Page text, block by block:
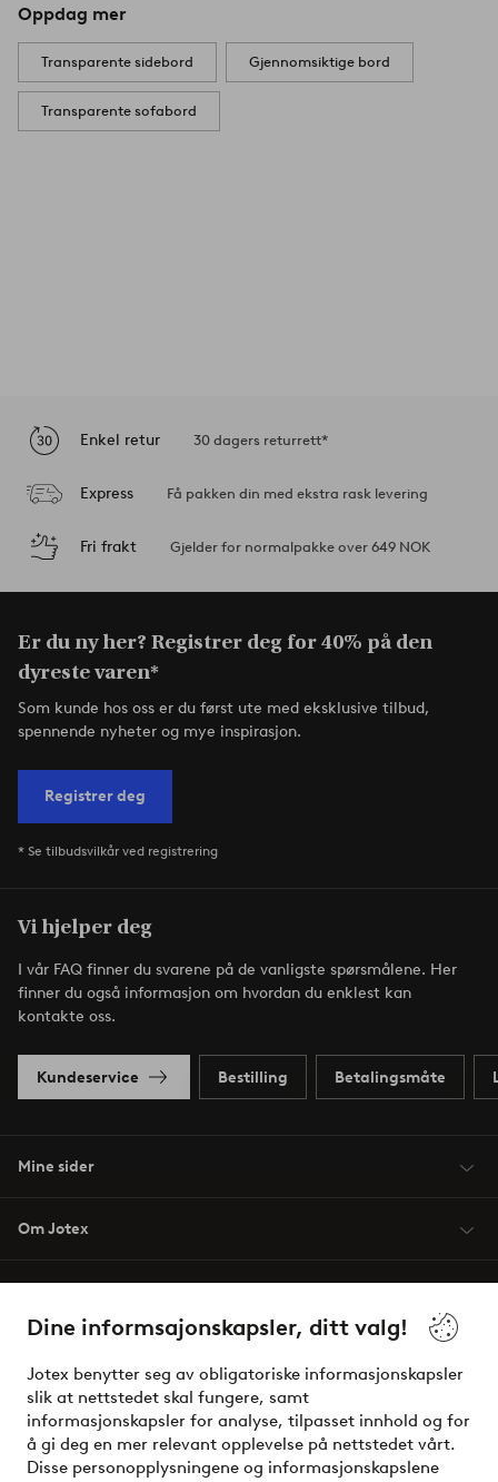
Dine informsajonskapsler, ditt valg!
Jotex benytter seg av obligatoriske informasjonskapsler
slik at nettstedet skal fungere, samt
informasjonskapsler for analyse, tilpasset innhold og for
å gi deg en mer relevant opplevelse på nettstedet vårt.
Disse personopplysningene og informasjonskapslene
Oppdag mer
Transparente sidebord Gjennomsiktige bord
Transparente sofabord
Enkel retur 30 dagers returrett*
Express Få pakken din med ekstra rask levering
Fri frakt Gjelder for normalpakke over 649 NOK
Er du ny her? Registrer deg for 40% på den
dyreste varen*
Som kunde hos oss er du først ute med eksklusive tilbud,
spennende nyheter og mye inspirasjon.
Registrer deg
* Se tilbudsvilkår ved registrering
Vi hjelper deg
I vår FAQ finner du svarene på de vanligste spørsmålene. Her
finner du også informasjon om hvordan du enklest kan
kontakte oss.
Kundeservice Bestilling Betalingsmåte
Mine sider
Om Jotex
Venner